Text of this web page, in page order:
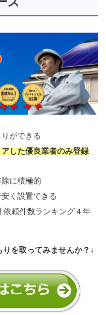
ができる
した優良業者のみ登録
に積極的
く設置できる
依頼件数ランキング４年
を取ってみませんか？↓